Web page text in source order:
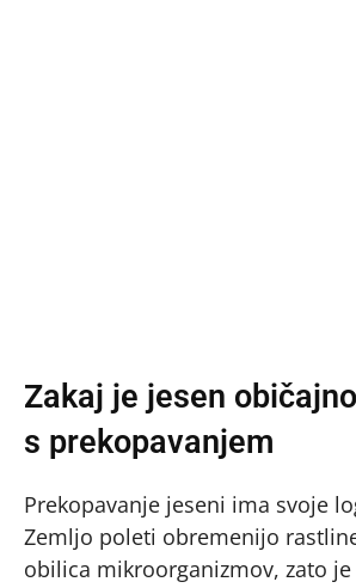
Zakaj je jesen
s prekopavanjem
Prekopavanje jeseni ima svoje
Zemljo poleti obremenijo
obilica mikroorganizmov, zato